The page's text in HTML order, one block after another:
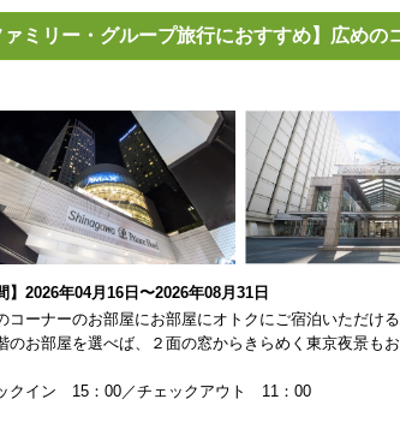
ァミリー・グループ旅行におすすめ】広め
】2026年04月16日〜2026年08月31日
コーナーのお部屋にお部屋にオトクにご宿泊いただけ
のお部屋を選べば、２面の窓からきらめく東京夜景も
クイン 15：00／チェックアウト 11：00